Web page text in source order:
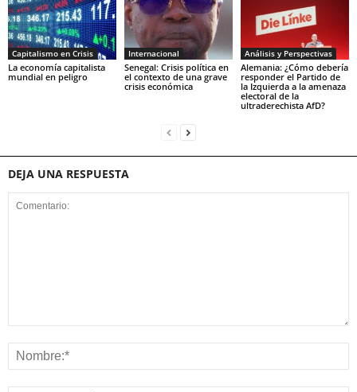
Capitalismo en Crisis
La economía capitalista
mundial en peligro
Internacional
Senegal: Crisis política en
el contexto de una grave
crisis económica
Análisis y Perspectivas
Alemania: ¿Cómo debería
responder el Partido de
la Izquierda a la amenaza
electoral de la
ultraderechista AfD?
DEJA UNA RESPUESTA